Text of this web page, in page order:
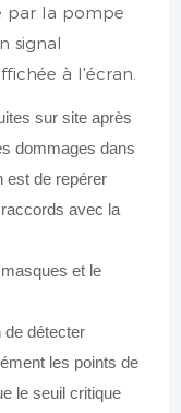
par la pompe
signal
à l'écran.
sur site après
dommages dans
est de repérer
avec la
de détecter
les points de
le seuil critique